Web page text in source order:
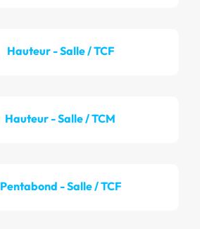
Hauteur - Salle / TCF
Hauteur - Salle / TCM
Pentabond - Salle / TCF